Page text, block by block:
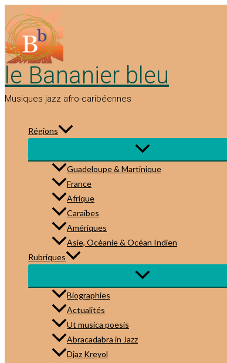
au
contenu
le Bananier bleu
Musiques jazz afro-caribéennes
Régions
Guadeloupe & Martinique
France
Afrique
Caraïbes
Amériques
Asie, Océanie & Océan Indien
Rubriques
Biographies
Actualités
Ut musica poesis
Abracadabra in Jazz
Djaz Kreyol